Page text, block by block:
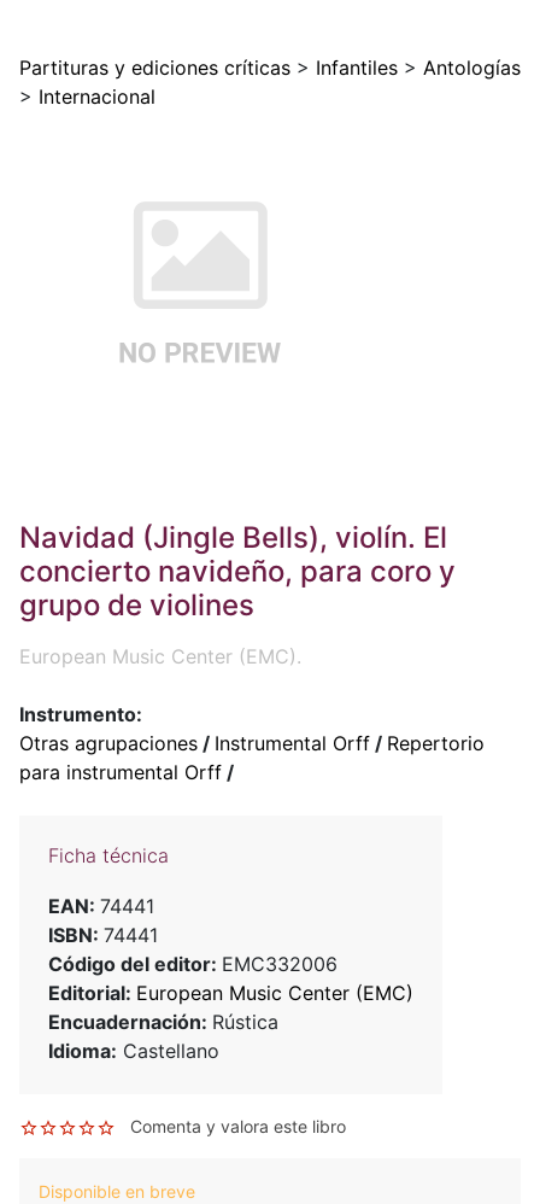
Partituras y ediciones críticas > Infantiles > Antologías
> Internacional
Navidad (Jingle Bells), violín. El
concierto navideño, para coro y
grupo de violines
European Music Center (EMC).
Instrumento:
Otras agrupaciones / Instrumental Orff / Repertorio
para instrumental Orff /
Ficha técnica
EAN: 74441
ISBN: 74441
Código del editor: EMC332006
Editorial: European Music Center (EMC)
Encuadernación: Rústica
Idioma: Castellano
Comenta y valora este libro
Disponible en breve